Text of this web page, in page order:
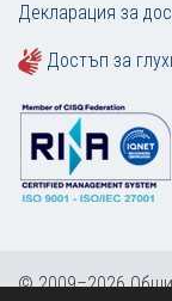
Декларация за
Достъп за
© 2009–2026